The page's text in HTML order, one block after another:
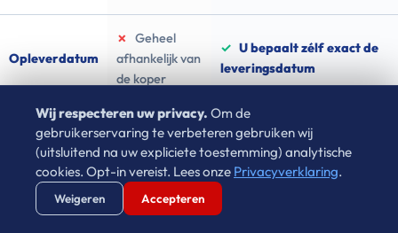
Opleverdatum
✗ Geheel
afhankelijk van
de koper
✓ U bepaalt zélf exact de
leveringsdatum
Ervaar zelf de rust van directe verkoop
Waarom wachten in onzekerheid als u vandaag de
Wij respecteren uw privacy. Om de
gebruikerservaring te verbeteren gebruiken wij
(uitsluitend na uw expliciete toestemming) analytische
cookies. Opt-in vereist. Lees onze Privacyverklaring.
Weigeren Accepteren
Verstuur WhatsApp